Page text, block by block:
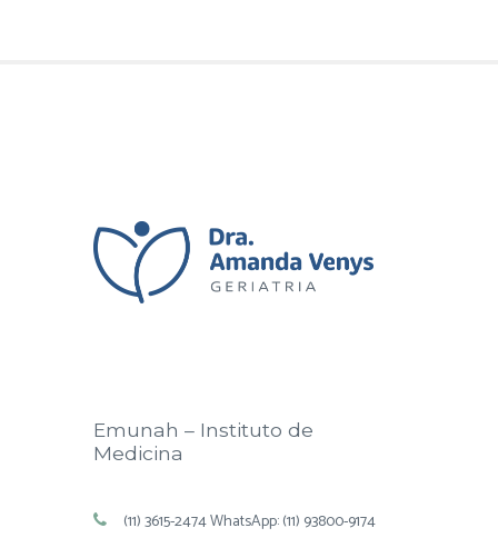
Emunah – Instituto de
Medicina
(11) 3615-2474 WhatsApp: (11) 93800-9174